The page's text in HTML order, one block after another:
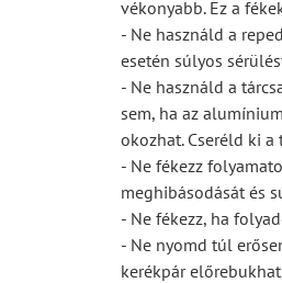
vékonyabb. Ez a
- Ne használd a
esetén súlyos
- Ne használd a
sem, ha az
okozhat. Cseréld ki a
- Ne fékezz
meghibásodását és
- Ne fékezz, ha
- Ne nyomd túl
kerékpár